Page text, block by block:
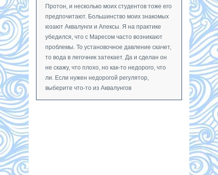
Протон, и несколько моих студентов тоже его
предпочитают. Большинство моих знакомых
юзают Аквалунги и Апексы. Я на практике
убедился, что с Маресом часто возникают
проблемы. То установочное давление скачет,
то вода в легочник затекает. Да и сделан он
не скажу, что плохо, но как-то недорого, что
ли. Если нужен недорогой регулятор,
выберите что-то из Аквалунгов